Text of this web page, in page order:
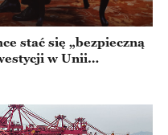
stać się „bezpieczną
w Unii